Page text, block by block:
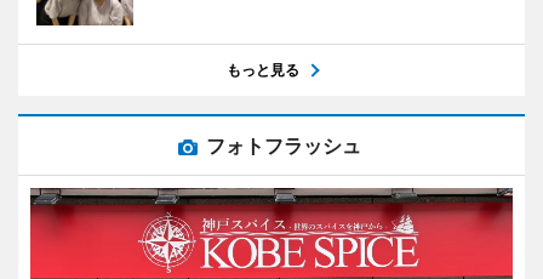
もっと見る
フォトフラッシュ